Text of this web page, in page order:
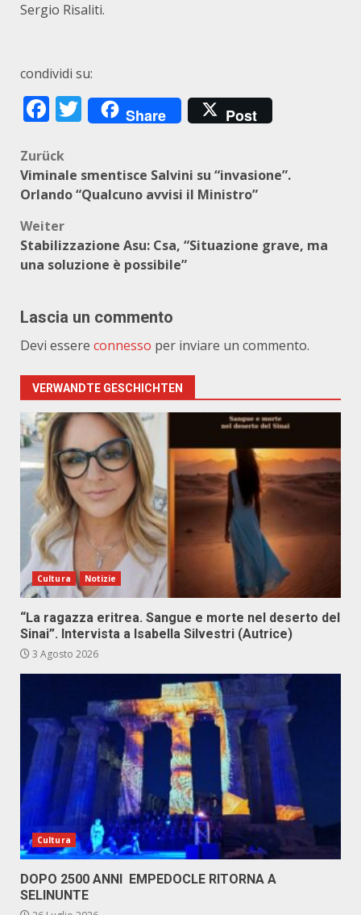
Sergio Risaliti.
condividi su:
Facebook
Twitter
Share Post
Beitragsnavigation
Zurück
Viminale smentisce Salvini su “invasione”.
Orlando “Qualcuno avvisi il Ministro”
Weiter
Stabilizzazione Asu: Csa, “Situazione grave, ma
una soluzione è possibile”
Lascia un commento
Devi essere connesso per inviare un commento.
VERWANDTE GESCHICHTEN
Cultura Notizie
“La ragazza eritrea. Sangue e morte nel deserto del
Sinai”. Intervista a Isabella Silvestri (Autrice)
3 Agosto 2026
Cultura
DOPO 2500 ANNI EMPEDOCLE RITORNA A
SELINUNTE